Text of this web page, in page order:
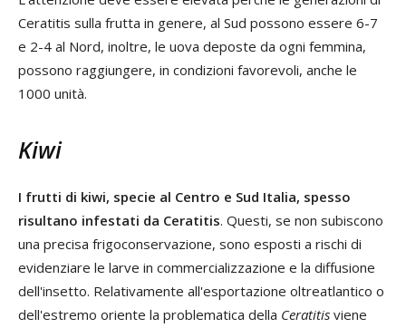
Ceratitis sulla frutta in genere, al Sud possono essere 6-7
e 2-4 al Nord, inoltre, le uova deposte da ogni femmina,
possono raggiungere, in condizioni favorevoli, anche le
1000 unità.
Kiwi
I frutti di kiwi, specie al Centro e Sud Italia, spesso
risultano infestati da Ceratitis. Questi, se non subiscono
una precisa frigoconservazione, sono esposti a rischi di
evidenziare le larve in commercializzazione e la diffusione
dell'insetto. Relativamente all'esportazione oltreatlantico o
dell'estremo oriente la problematica della Ceratitis viene